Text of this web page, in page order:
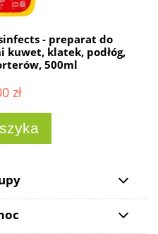
- preparat do
kuwet, klatek, podłóg,
500ml
zł